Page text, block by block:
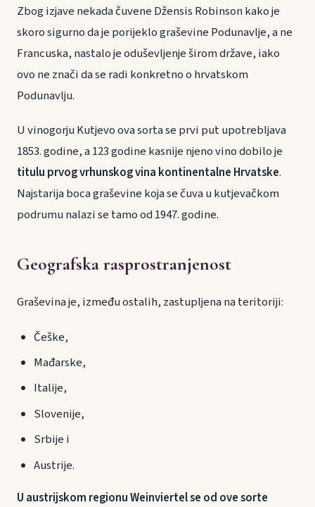
Zbog izjave nekada čuvene Džensis Robinson kako je
skoro sigurno da je porijeklo graševine Podunavlje, a ne
Francuska, nastalo je oduševljenje širom države, iako
ovo ne znači da se radi konkretno o hrvatskom
Podunavlju.
U vinogorju Kutjevo ova sorta se prvi put upotrebljava
1853. godine, a 123 godine kasnije njeno vino dobilo je
titulu prvog vrhunskog vina kontinentalne Hrvatske.
Najstarija boca graševine koja se čuva u kutjevačkom
podrumu nalazi se tamo od 1947. godine.
Geografska rasprostranjenost
Graševina je, između ostalih, zastupljena na teritoriji:
Češke,
Mađarske,
Italije,
Slovenije,
Srbije i
Austrije.
U austrijskom regionu Weinviertel se od ove sorte